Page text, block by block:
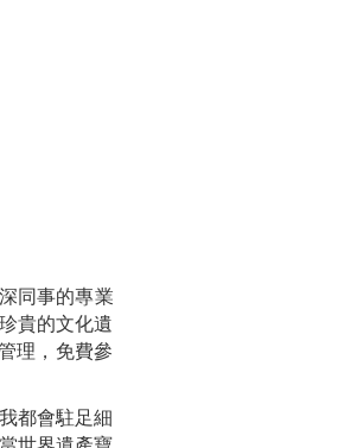
同事的專業
貴的文化遺
理，免費參
都會駐足細